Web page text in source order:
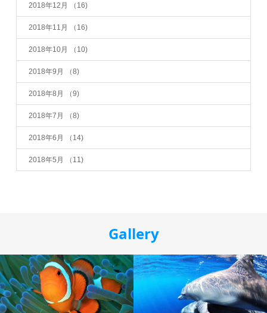
2018年12月 （16)
2018年11月 （16)
2018年10月 （10)
2018年9月 （8)
2018年8月 （9)
2018年7月 （8)
2018年6月 （14)
2018年5月 （11)
Gallery